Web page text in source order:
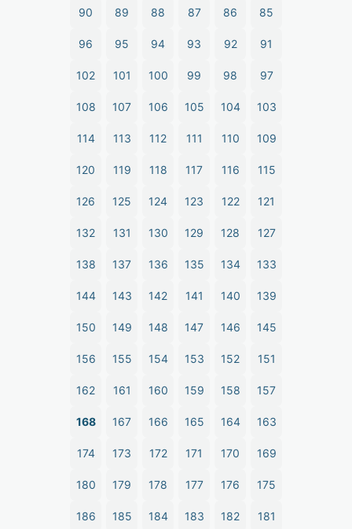
85
86
87
88
89
90
91
92
93
94
95
96
97
98
99
100
101
102
103
104
105
106
107
108
109
110
111
112
113
114
115
116
117
118
119
120
121
122
123
124
125
126
127
128
129
130
131
132
133
134
135
136
137
138
139
140
141
142
143
144
145
146
147
148
149
150
151
152
153
154
155
156
157
158
159
160
161
162
163
164
165
166
167
168
169
170
171
172
173
174
175
176
177
178
179
180
181
182
183
184
185
186